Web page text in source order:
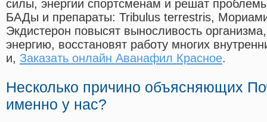
силы, энергии спортсменам и решат
БАДы и препараты: Tribulus terrestris,
Экдистерон повысят выносливость
энергию, восстановят работу многих
и, Заказать онлайн Аванафил Красное.
Несколько причино объясняющих
именно у нас?